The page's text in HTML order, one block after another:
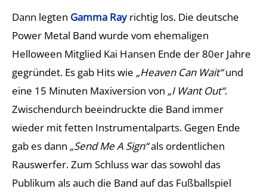
Dann legten Gamma Rayrichtig los. Die deutsche
Power Metal Band wurde vom ehemaligen
Helloween Mitglied Kai Hansen Ende der 80er Jahre
gegründet. Es gab Hits wie „Heaven Can Wait“und
eine 15 Minuten Maxiversion von „I Want Out“.
Zwischendurch beeindruckte die Band immer
wieder mit fetten Instrumentalparts. Gegen Ende
gab es dann „Send Me A Sign“als ordentlichen
Rauswerfer. Zum Schluss war das sowohl das
Publikum als auch die Band auf das Fußballspiel